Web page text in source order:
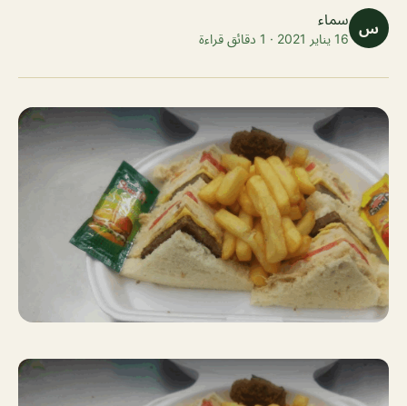
س سماء
16 يناير 2021 · 1 دقائق قراءة